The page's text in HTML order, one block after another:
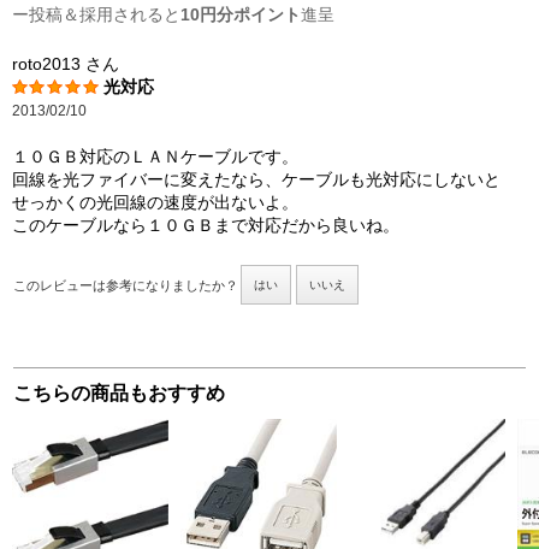
ー投稿＆採用されると 10円分ポイント進呈
roto2013 さん
光対応
2013/02/10
１０ＧＢ対応のＬＡＮケーブルです。
回線を光ファイバーに変えたなら、ケーブルも光対応にしないと
せっかくの光回線の速度が出ないよ。
このケーブルなら１０ＧＢまで対応だから良いね。
このレビューは参考になりましたか？ はい いいえ
こちらの商品もおすすめ